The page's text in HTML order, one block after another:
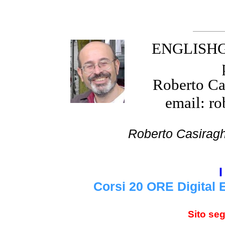
Roberto
email:
Roberto
Corsi 20 ORE Digital
Sito